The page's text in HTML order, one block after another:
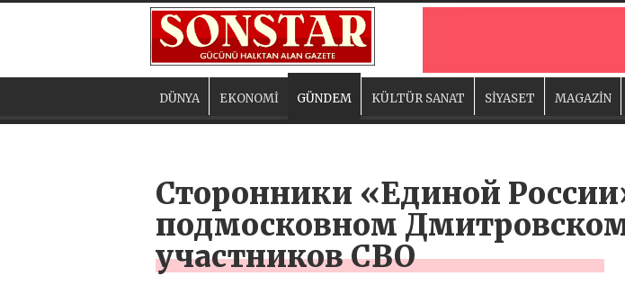
DÜNYA EKONOMİ GÜNDEM KÜLTÜR SANAT SİYASET MAGAZİN
Сторонники «Единой
подмосковном
участников СВО